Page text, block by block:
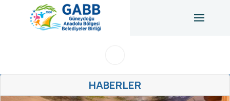
HABERLER